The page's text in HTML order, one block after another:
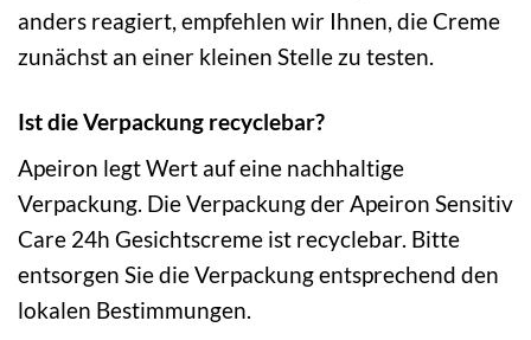
anders reagiert, empfehlen wir Ihnen, die Creme
zunächst an einer kleinen Stelle zu testen.
Ist die Verpackung recyclebar?
Apeiron legt Wert auf eine nachhaltige
Verpackung. Die Verpackung der Apeiron Sensitiv
Care 24h Gesichtscreme ist recyclebar. Bitte
entsorgen Sie die Verpackung entsprechend den
lokalen Bestimmungen.